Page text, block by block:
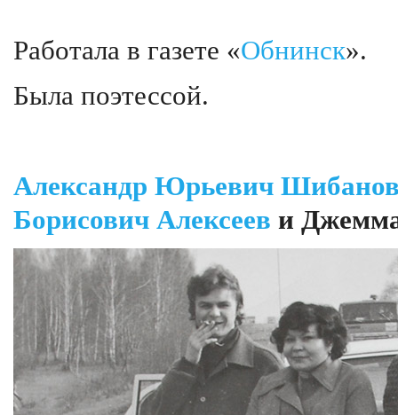
Работала в газете «Обнинск».
Была поэтессой.
Александр Юрьевич
Борисович Алексеев и